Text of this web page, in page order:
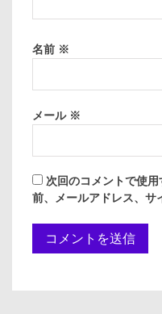
名前 ※
メール ※
次回のコメントで使
前、メールアドレス、サ